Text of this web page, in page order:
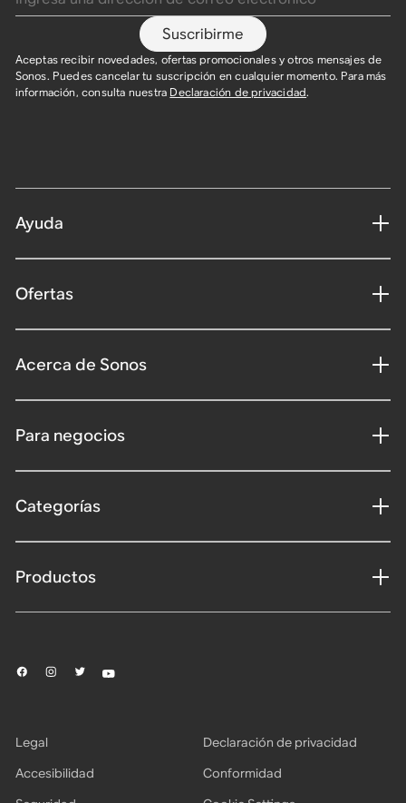
Suscribirme
Aceptas recibir novedades, ofertas promocionales y otros mensajes de
Sonos. Puedes cancelar tu suscripción en cualquier momento. Para más
información, consulta nuestra Declaración de privacidad.
Ayuda
Ofertas
Acerca de Sonos
Para negocios
Categorías
Productos
Legal
Declaración de privacidad
Accesibilidad
Conformidad